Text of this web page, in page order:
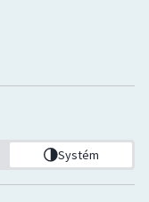
Systém